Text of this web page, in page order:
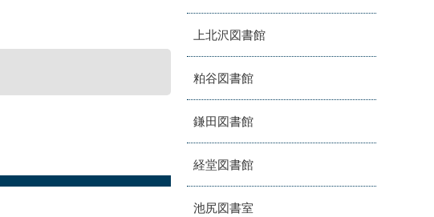
上北沢図書館
粕谷図書館
鎌田図書館
経堂図書館
池尻図書室